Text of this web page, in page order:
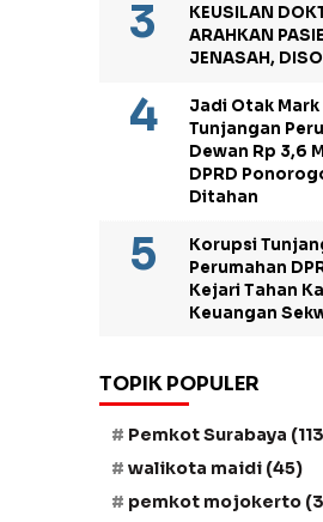
KEUSILAN
ARAHKAN
JENASAH,
Jadi Otak Mark
Tunjangan
Dewan Rp 3,6
DPRD
Ditahan
Korupsi
Perumahan
Kejari Tahan
Keuangan
TOPIK POPULER
Pemkot Surabaya
walikota maidi (45)
pemkot mojokerto